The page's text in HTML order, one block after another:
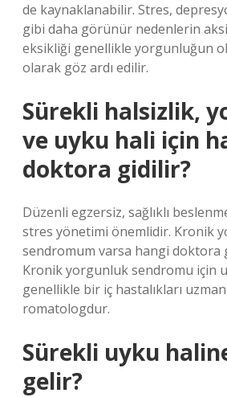
de kaynaklanabilir. Stres,
gibi daha görünür nedenlerin
eksikliği genellikle yorgunluğun
olarak göz ardı edilir.
Sürekli halsizlik,
ve uyku hali için
doktora gidilir?
Düzenli egzersiz, sağlıklı
stres yönetimi önemlidir. Kronik
sendromum varsa hangi doktora
Kronik yorgunluk sendromu için
genellikle bir iç hastalıkları
romatologdur.
Sürekli uyku
gelir?